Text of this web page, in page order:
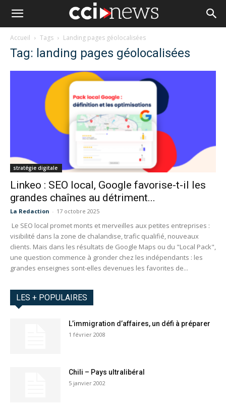
Accueil Tags Landing pages géolocalisées
Tag: landing pages géolocalisées
stratégie digitale
Linkeo : SEO local, Google favorise-t-il les
grandes chaînes au détriment...
La Redaction - 17 octobre 2025
Le SEO local promet monts et merveilles aux petites entreprises :
visibilité dans la zone de chalandise, trafic qualifié, nouveaux
clients. Mais dans les résultats de Google Maps ou du "Local Pack",
une question commence à gronder chez les indépendants : les
grandes enseignes sont-elles devenues les favorites de...
LES + POPULAIRES
L’immigration d’affaires, un défi à préparer
1 février 2008
Chili – Pays ultralibéral
5 janvier 2002